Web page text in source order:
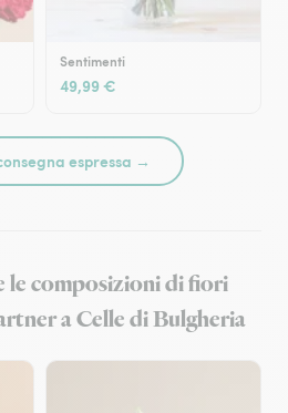
Sentimenti
49,99 €
espressa →
le composizioni di fiori
a Celle di Bulgheria